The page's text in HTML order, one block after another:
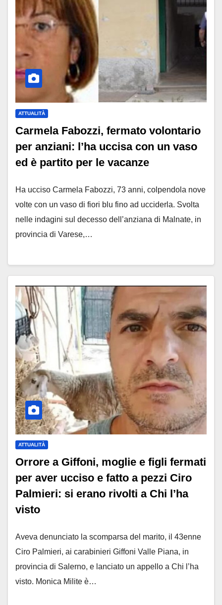
ATTUALITÀ
Carmela Fabozzi, fermato volontario
per anziani: l’ha uccisa con un vaso
ed è partito per le vacanze
Ha ucciso Carmela Fabozzi, 73 anni, colpendola nove
volte con un vaso di fiori blu fino ad ucciderla. Svolta
nelle indagini sul decesso dell’anziana di Malnate, in
provincia di Varese,…
ATTUALITÀ
Orrore a Giffoni, moglie e figli fermati
per aver ucciso e fatto a pezzi Ciro
Palmieri: si erano rivolti a Chi l’ha
visto
Aveva denunciato la scomparsa del marito, il 43enne
Ciro Palmieri, ai carabinieri Giffoni Valle Piana, in
provincia di Salerno, e lanciato un appello a Chi l’ha
visto. Monica Milite è…